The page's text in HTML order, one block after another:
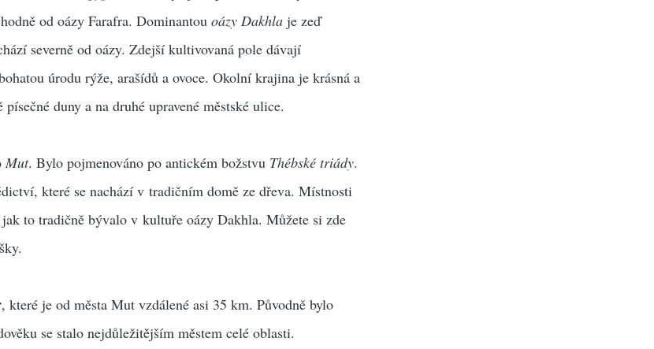
od oázy Farafra. Dominantouoázy Dakhla je zeď
severně od oázy. Zdejší kultivovaná pole dávají
úrodu rýže, arašídů a ovoce. Okolní krajina je krásná a
duny a na druhé upravené městské ulice.
Mut. Bylo pojmenováno po antickém božstvu Thébské triády.
které se nachází v tradičním domě ze dřeva. Místnosti
to tradičně bývalo v kultuře oázy Dakhla. Můžete si zde
, které je od města Mut vzdálené asi 35 km. Původně bylo
se stalo nejdůležitějším městem celé oblasti.